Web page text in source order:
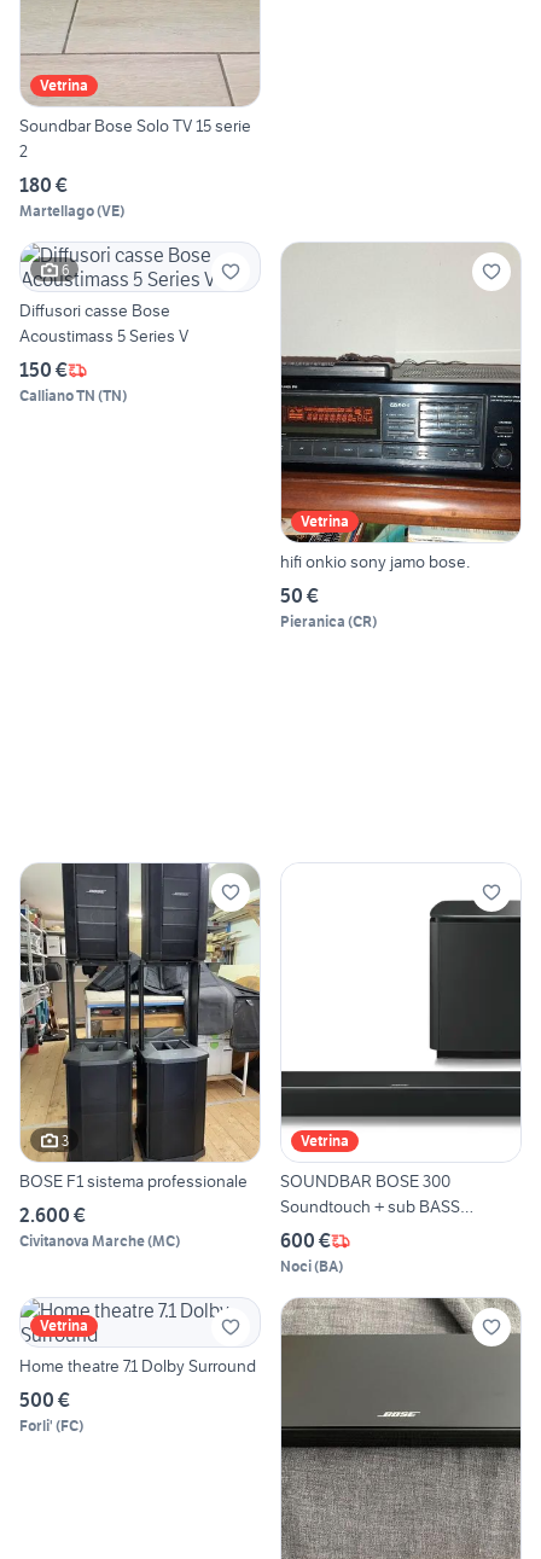
Vetrina
Soundbar Bose Solo TV 15 serie
2
180 €
Martellago(VE)
6
Diffusori casse Bose
Acoustimass 5 Series V
150 €
Calliano TN (TN)
Vetrina
hifi onkio sony jamo bose.
50 €
Pieranica (CR)
3
BOSE F1 sistema professionale
2.600 €
Civitanova Marche(MC)
Vetrina
SOUNDBAR BOSE 300
Soundtouch + sub BASS
MODUL
600 €
Noci(BA)
Vetrina
Home theatre 7.1 Dolby Surround
500 €
Forli' (FC)